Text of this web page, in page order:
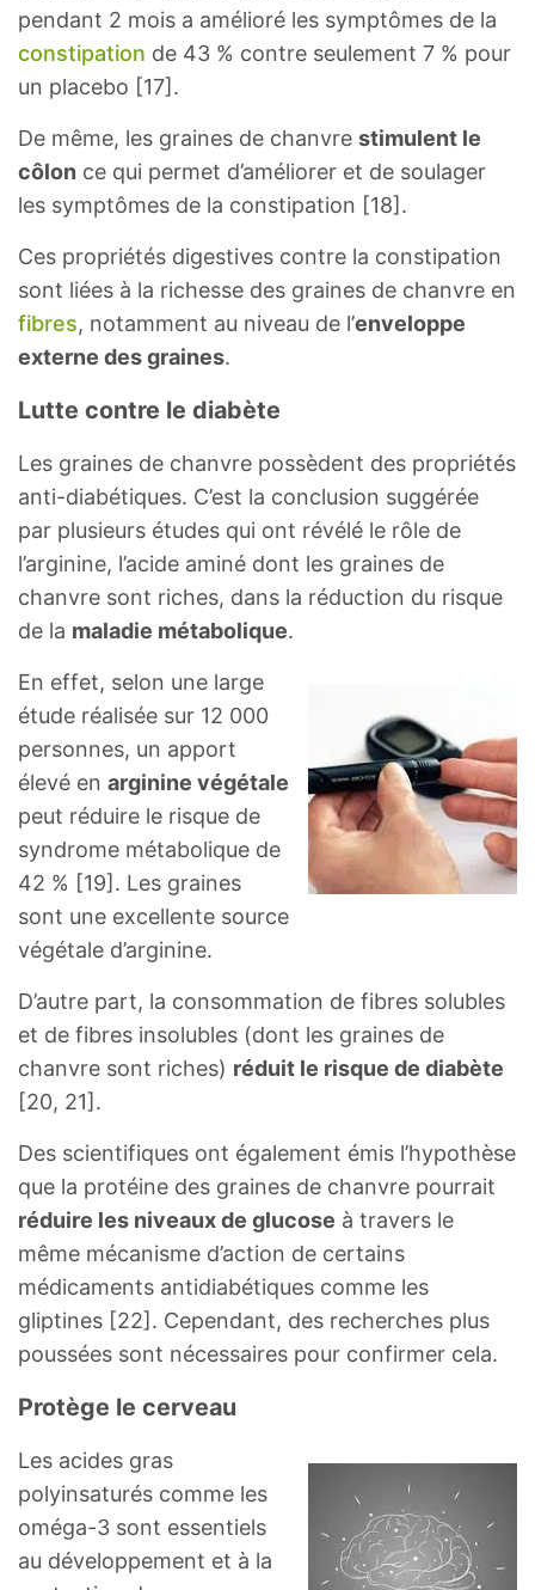
pendant 2 mois a amélioré les symptômes de la
constipation de 43 % contre seulement 7 % pour
un placebo [17].
De même, les graines de chanvre stimulent le
côlon ce qui permet d’améliorer et de soulager
les symptômes de la constipation [18].
Ces propriétés digestives contre la constipation
sont liées à la richesse des graines de chanvre en
fibres, notamment au niveau de l’enveloppe
externe des graines.
Lutte contre le diabète
Les graines de chanvre possèdent des propriétés
anti-diabétiques. C’est la conclusion suggérée
par plusieurs études qui ont révélé le rôle de
l’arginine, l’acide aminé dont les graines de
chanvre sont riches, dans la réduction du risque
de la maladie métabolique.
En effet, selon une large
étude réalisée sur 12 000
personnes, un apport
élevé en arginine végétale
peut réduire le risque de
syndrome métabolique de
42 % [19]. Les graines
sont une excellente source
végétale d’arginine.
D’autre part, la consommation de fibres solubles
et de fibres insolubles (dont les graines de
chanvre sont riches) réduit le risque de diabète
[20, 21].
Des scientifiques ont également émis l’hypothèse
que la protéine des graines de chanvre pourrait
réduire les niveaux de glucose à travers le
même mécanisme d’action de certains
médicaments antidiabétiques comme les
gliptines [22]. Cependant, des recherches plus
poussées sont nécessaires pour confirmer cela.
Protège le cerveau
Les acides gras
polyinsaturés comme les
oméga-3 sont essentiels
au développement et à la